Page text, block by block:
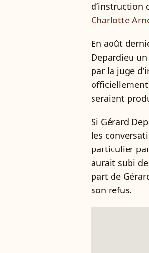
d’instruction
Charlotte
En août
Depardieu
par la juge
seraient
Si Gérard
les
particulier
aurait subi
part de
son refus.